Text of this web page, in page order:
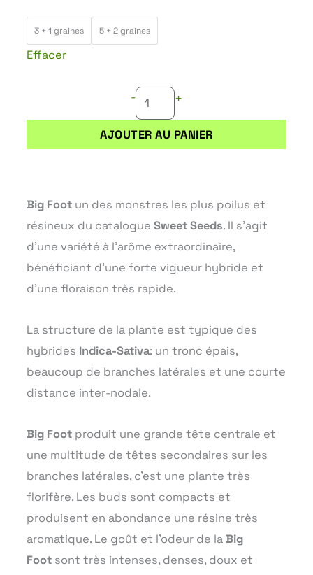
25,50 €
3 + 1 graines 5 + 2 graines
Effacer
-
de
FOOT
+
AJOUTER AU PANIER
Big Foot un des monstres les plus poilus et
résineux du catalogue Sweet Seeds. Il s’agit
d’une variété à l’arôme extraordinaire,
bénéficiant d’une forte vigueur hybride et
d’une floraison très rapide.
La structure de la plante est typique des
hybrides Indica-Sativa: un tronc épais,
beaucoup de branches latérales et une courte
distance inter-nodale.
Big Foot produit une grande tête centrale et
une multitude de têtes secondaires sur les
branches latérales, c’est une plante très
florifère. Les buds sont compacts et
produisent en abondance une résine très
aromatique. Le goût et l’odeur de laBig
Foot sont très intenses, denses, doux et